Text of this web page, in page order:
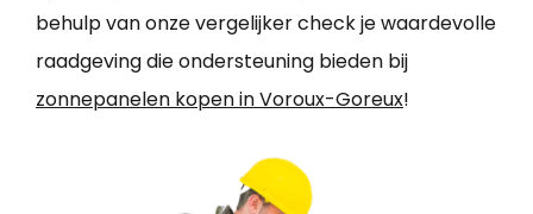
behulp van onze vergelijker check je waardevolle
raadgeving die ondersteuning bieden bij
zonnepanelen kopen in Voroux-Goreux!